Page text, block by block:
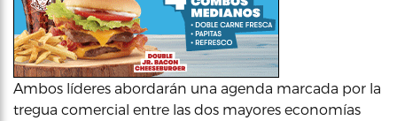
Ambos líderes abordarán una agenda marcada por la
tregua comercial entre las dos mayores economías